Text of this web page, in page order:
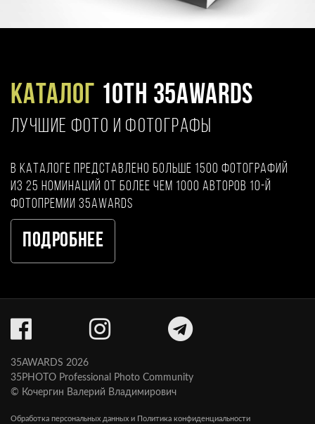
Каталог 10TH 35AWARDS
ЛУЧШИЕ ФОТО И ФОТОГРАФЫ
В каталоге представлено больше 1500 фотографий
из 25 номинаций от более чем 1000 авторов 10-й
фотопремии 35AWARDS
Подробнее
35AWARDS 2026
35PHOTO Professional Photo Community
© Кочергин Валерий Владимирович
Обработка персональных данных и Политика конфиденциальности